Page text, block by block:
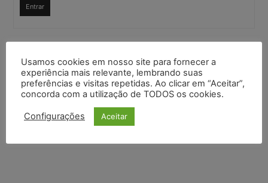
Entrar
Continuar com Google
Continuar comX
Usamos cookies em nosso site para fornecer a
experiência mais relevante, lembrando suas
preferências e visitas repetidas. Ao clicar em “Aceitar”,
concorda com a utilização de TODOS os cookies.
Configurações Aceitar